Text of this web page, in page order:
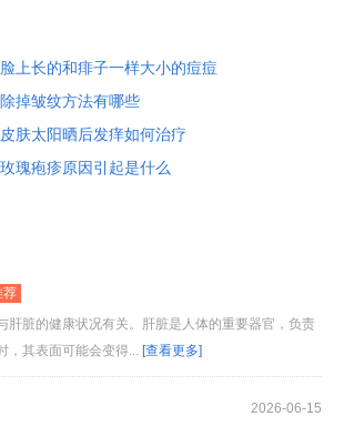
脸上长的和痱子一样大小的痘痘
除掉皱纹方法有哪些
皮肤太阳晒后发痒如何治疗
玫瑰疱疹原因引起是什么
荐
肝脏的健康状况有关。肝脏是人体的重要器官，负责
，其表面可能会变得... [查看更多]
2026-06-15